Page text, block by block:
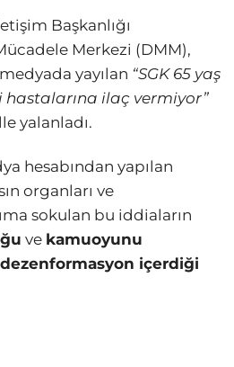
Başkanlığı
Merkezi (DMM),
yayılan “SGK 65 yaş
hastalarına ilaç vermiyor”
yalanladı.
hesabından yapılan
organları ve
sokulan bu iddiaların
ve kamuoyunu
içerdiği